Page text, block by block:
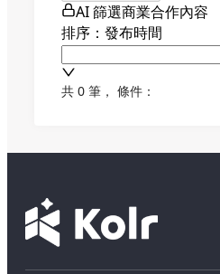
AI 篩選商業合作內容
排序：發布時間
共 0 筆 ， 條件：